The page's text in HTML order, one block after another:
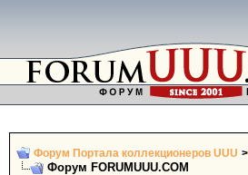
Форум Портала коллекционеров UUU >
Форум FORUMUUU.COM